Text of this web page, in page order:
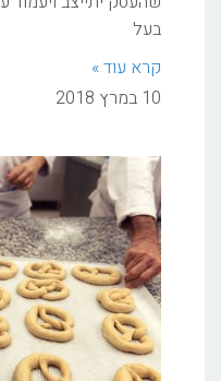
בעל
קרא עוד »
10 במרץ 2018